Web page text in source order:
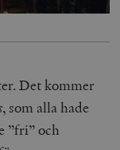
Det kommer
, som alla hade
”fri” och